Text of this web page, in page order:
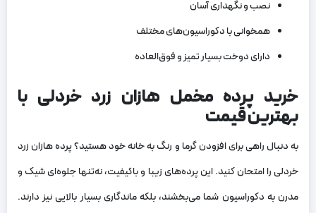
نصب و نگهداری آسان
همخوانی با دکوراسیون‌های مختلف
دارای دوخت بسیار تمیز و فوق‌العاده
خرید پرده مخمل هازان زرد خردلی با
بهترین قیمت
به دنبال راهی برای افزودن گرما و رنگ به خانه خود هستید؟ پرده هازان زرد
خردلی را امتحان کنید. این پرده‌های زیبا و باکیفیت، نه‌تنها جلوه‌ای شیک و
مدرن به دکوراسیون شما می‌بخشند، بلکه ماندگاری بسیار بالایی نیز دارند.